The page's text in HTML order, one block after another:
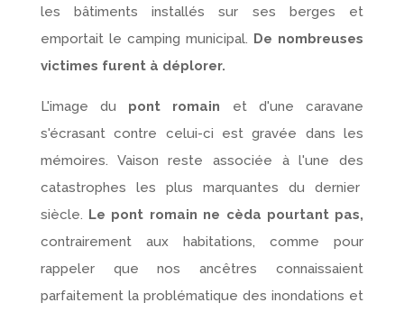
les bâtiments installés sur ses berges et
emportait le camping municipal. De nombreuses
victimes furent à déplorer.
L'image du pont romain et d'une caravane
s'écrasant contre celui-ci est gravée dans les
mémoires. Vaison reste associée à l'une des
catastrophes les plus marquantes du dernier
siècle.
Le pont romain ne cèda pourtant pas,
contrairement aux habitations, comme pour
rappeler que nos ancêtres connaissaient
parfaitement la problématique des inondations et